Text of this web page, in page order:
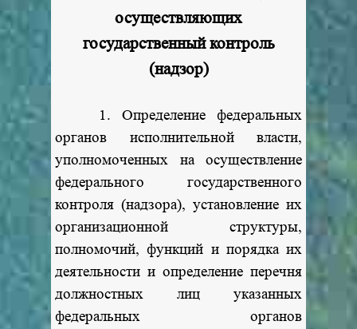
осуществляющих
государственный контроль
(надзор)
1. Определение федеральных
органов исполнительной власти,
уполномоченных на осуществление
федерального государственного
контроля (надзора), установление их
организационной структуры,
полномочий, функций и порядка их
деятельности и определение перечня
должностных лиц указанных
федеральных органов